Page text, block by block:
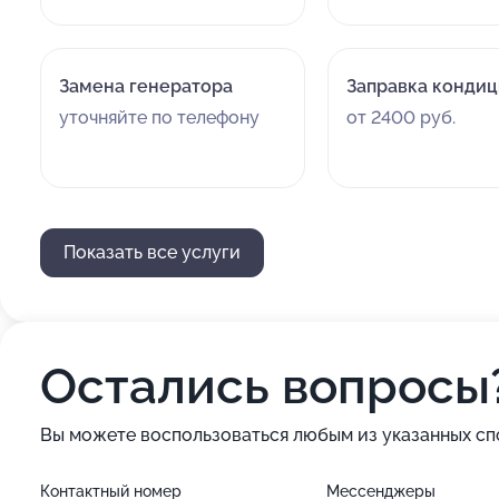
Замена генератора
уточняйте по телефону
Заправка
от 2400 руб.
Показать все услуги
Остались
Вы можете воспользоваться любым из указанных
Контактный номер Мессенджеры